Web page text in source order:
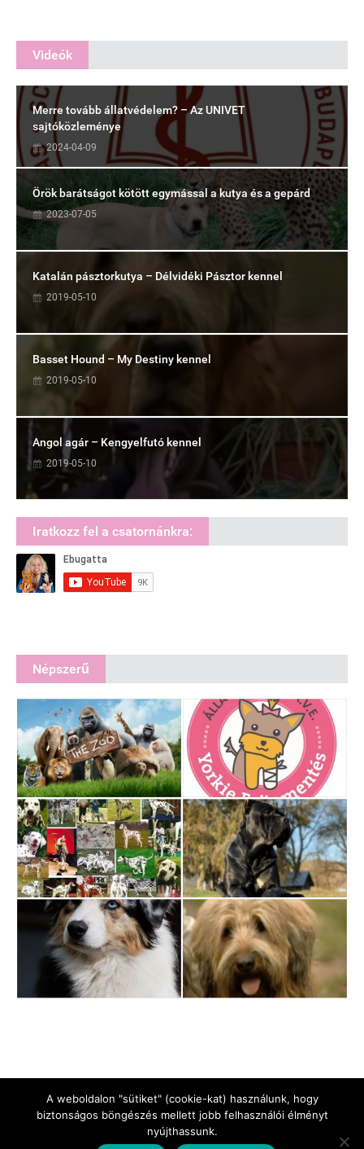
Videók
Merre tovább állatvédelem? – Az UNIVET
sajtóközleménye
2024-04-09
Örök barátságot kötött egymással a kutya és a gepárd
2023-07-05
Katalán pásztorkutya – Délvidéki Pásztor kennel
2019-05-10
Basset Hound – My Destiny kennel
2019-05-10
Angol agár – Kengyelfutó kennel
2019-05-10
Iratkozz fel a csatornánkra:
Népszerű
A weboldalon "sütiket" (cookie-kat) használunk, hogy
biztonságos böngészés mellett jobb felhasználói élményt
nyújthassunk.